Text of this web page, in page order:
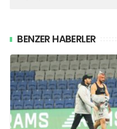
BENZER HABERLER